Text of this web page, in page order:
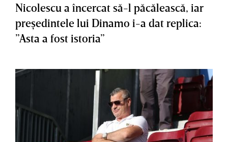
Nicolescu a încercat să-l păcălească, iar
preşedintele lui Dinamo i-a dat replica:
”Asta a fost istoria”